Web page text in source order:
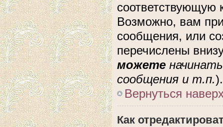
соответствующую
Возможно, вам
сообщения, или
перечислены
можете
сообщения и т.п.).
Вернуться
Как